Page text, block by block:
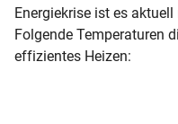
Energiekrise ist es
Folgende Temperaturen
effizientes Heizen: